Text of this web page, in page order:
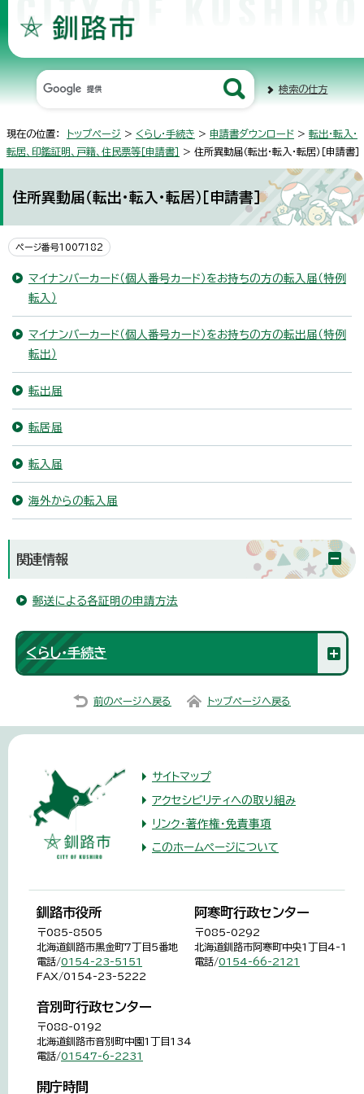
検索の仕方
現在の位置： トップページ > くらし・手続き > 申請書ダウンロード > 転出・転入・
転居、印鑑証明、戸籍、住民票等［申請書］
> 住所異動届（転出・転入・転居）［申請書］
住所異動届（転出・転入・転居）［申請書］
ページ番号1007182
マイナンバーカード（個人番号カード）をお持ちの方の転入届（特例
転入）
マイナンバーカード（個人番号カード）をお持ちの方の転出届（特例
転出）
転出届
転居届
転入届
海外からの転入届
関連情報
郵送による各証明の申請方法
くらし・手続き
前のページへ戻る トップページへ戻る
サイトマップ
アクセシビリティへの取り組み
リンク・著作権・免責事項
このホームページについて
釧路市役所
〒085-8505
北海道釧路市黒金町7丁目5番地
電話/0154-23-5151
FAX/0154-23-5222
阿寒町行政センター
〒085-0292
北海道釧路市阿寒町中央1丁目4-1
電話/0154-66-2121
音別町行政センター
〒088-0192
北海道釧路市音別町中園1丁目134
電話/01547-6-2231
開庁時間